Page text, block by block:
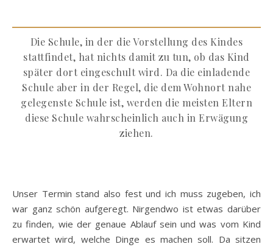
Die Schule, in der die Vorstellung des Kindes
stattfindet, hat nichts damit zu tun, ob das Kind
später dort eingeschult wird. Da die einladende
Schule aber in der Regel, die dem Wohnort nahe
gelegenste Schule ist, werden die meisten Eltern
diese Schule wahrscheinlich auch in Erwägung
ziehen.
Unser Termin stand also fest und ich muss zugeben, ich
war ganz schön aufgeregt. Nirgendwo ist etwas darüber
zu finden, wie der genaue Ablauf sein und was vom Kind
erwartet wird, welche Dinge es machen soll. Da sitzen